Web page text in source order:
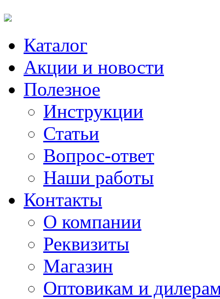
Каталог
Акции и новости
Полезное
Инструкции
Статьи
Вопрос-ответ
Наши работы
Контакты
О компании
Реквизиты
Магазин
Оптовикам и